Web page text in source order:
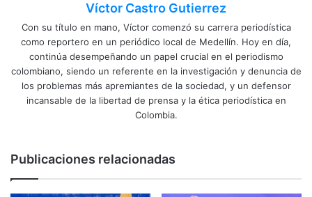
Víctor Castro Gutierrez
Con su título en mano, Víctor comenzó su carrera periodística
como reportero en un periódico local de Medellín. Hoy en día,
continúa desempeñando un papel crucial en el periodismo
colombiano, siendo un referente en la investigación y denuncia de
los problemas más apremiantes de la sociedad, y un defensor
incansable de la libertad de prensa y la ética periodística en
Colombia.
Publicaciones relacionadas